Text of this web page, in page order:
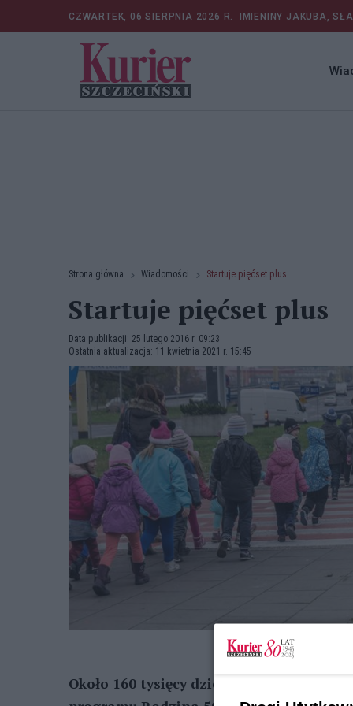
CZWARTEK, 06 SIERPNIA 2026 R. IMIENINY JAKUBA,
Strona główna Wiadomości Startuje pięćset plus
Startuje pięćset plus
Data publikacji: 25 lutego 2016 r. 09:23
Ostatnia aktualizacja: 11 kwietnia 2021 r. 15:45
Około 160 tysięcy dzieci z